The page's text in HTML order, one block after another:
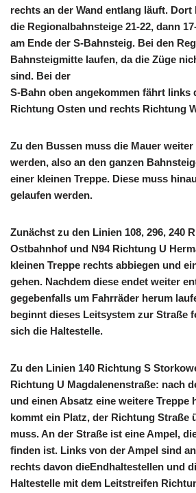
rechts an der Wand entlang läuft.
die Regionalbahnsteige 21-22, dann
am Ende der S-Bahnsteig. Bei den
Bahnsteigmitte laufen, da die Züge
sind. Bei der
S-Bahn oben angekommen fährt links
Richtung Osten und rechts Richtung
Zu den Bussen muss die Mauer
werden, also an den ganzen
einer kleinen Treppe. Diese muss
gelaufen werden.
Zunächst zu den Linien 108, 296, 240
Ostbahnhof und N94 Richtung U
kleinen Treppe rechts abbiegen und
gehen. Nachdem diese endet weiter
gegebenfalls um Fahrräder herum
beginnt dieses Leitsystem zur Straße
sich die Haltestelle.
Zu den Linien 140 Richtung S
Richtung U Magdalenenstraße: nach
und einen Absatz eine weitere Treppe
kommt ein Platz, der Richtung Straße
muss. An der Straße ist eine Ampel,
finden ist. Links von der Ampel sind
rechts davon dieEndhaltestellen und
Haltestelle mit dem Leitstreifen